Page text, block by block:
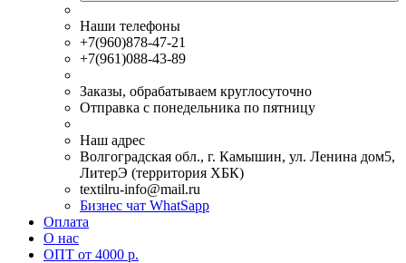
Наши телефоны
+7(960)878-47-21
+7(961)088-43-89
Заказы, обрабатываем круглосуточно
Отправка с понедельника по пятницу
Наш адрес
Волгоградская обл., г. Камышин, ул. Ленина дом5,
ЛитерЭ (территория ХБК)
textilru-info@mail.ru
Бизнес чат WhatSapp
Оплата
О нас
ОПТ от 4000 р.